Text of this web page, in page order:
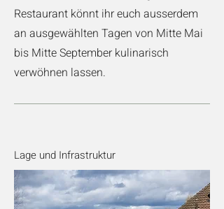
Restaurant könnt ihr euch ausserdem
an ausgewählten Tagen von Mitte Mai
bis Mitte September kulinarisch
verwöhnen lassen.
Lage und Infrastruktur